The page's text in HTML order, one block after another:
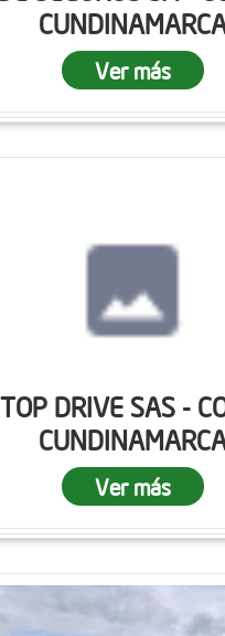
Ver más
TOP DRIVE SAS -
Ver más